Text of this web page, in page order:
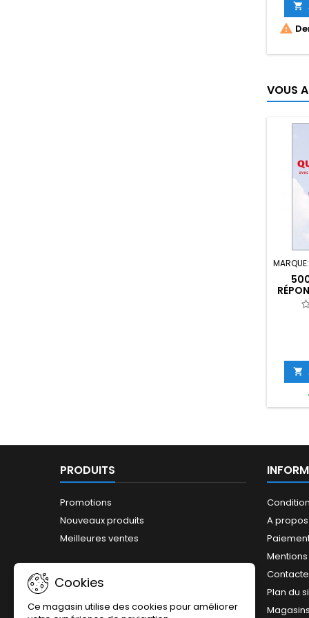


VOUS
MARQUE:

PRODUITS
Promotions
Nouveaux produits
Meilleures ventes
A propos
Plan du
Magasins
Cookies
Ce magasin utilise des cookies pour améliorer